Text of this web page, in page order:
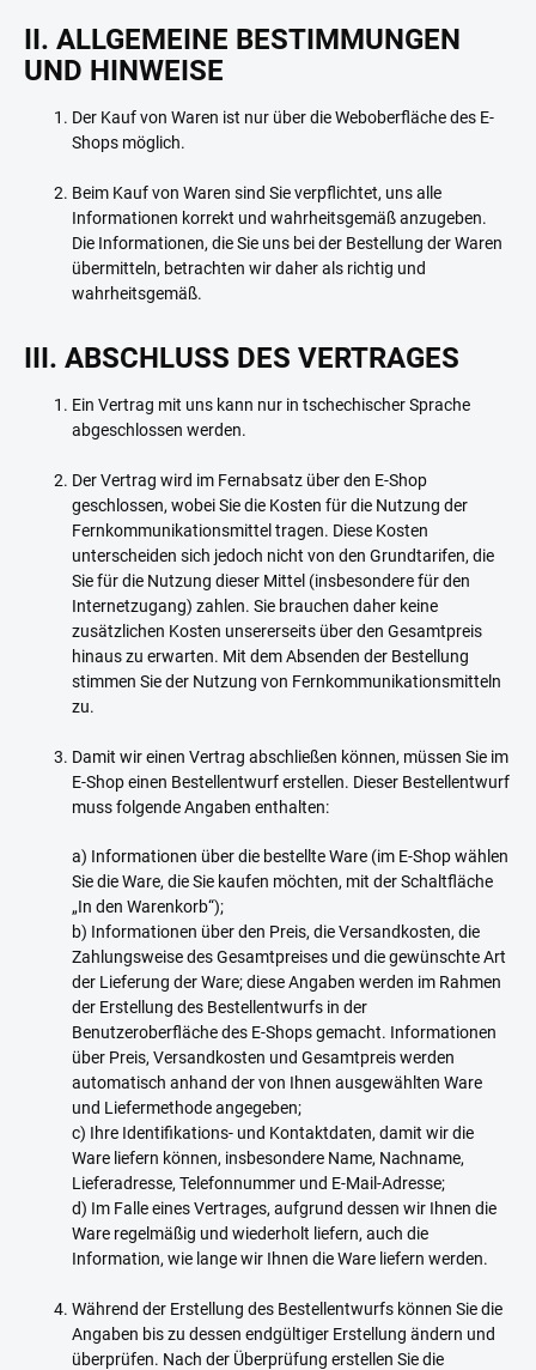
II. ALLGEMEINE BESTIMMUNGEN
UND HINWEISE
Der Kauf von Waren ist nur über die Weboberfläche des E-
Shops möglich.
Beim Kauf von Waren sind Sie verpflichtet, uns alle
Informationen korrekt und wahrheitsgemäß anzugeben.
Die Informationen, die Sie uns bei der Bestellung der Waren
übermitteln, betrachten wir daher als richtig und
wahrheitsgemäß.
III. ABSCHLUSS DES VERTRAGES
Ein Vertrag mit uns kann nur in tschechischer Sprache
abgeschlossen werden.
Der Vertrag wird im Fernabsatz über den E-Shop
geschlossen, wobei Sie die Kosten für die Nutzung der
Fernkommunikationsmittel tragen. Diese Kosten
unterscheiden sich jedoch nicht von den Grundtarifen, die
Sie für die Nutzung dieser Mittel (insbesondere für den
Internetzugang) zahlen. Sie brauchen daher keine
zusätzlichen Kosten unsererseits über den Gesamtpreis
hinaus zu erwarten. Mit dem Absenden der Bestellung
stimmen Sie der Nutzung von Fernkommunikationsmitteln
zu.
Damit wir einen Vertrag abschließen können, müssen Sie im
E-Shop einen Bestellentwurf erstellen. Dieser Bestellentwurf
muss folgende Angaben enthalten:
a) Informationen über die bestellte Ware (im E-Shop wählen
Sie die Ware, die Sie kaufen möchten, mit der Schaltfläche
„In den Warenkorb“);
b) Informationen über den Preis, die Versandkosten, die
Zahlungsweise des Gesamtpreises und die gewünschte Art
der Lieferung der Ware; diese Angaben werden im Rahmen
der Erstellung des Bestellentwurfs in der
Benutzeroberfläche des E-Shops gemacht. Informationen
über Preis, Versandkosten und Gesamtpreis werden
automatisch anhand der von Ihnen ausgewählten Ware
und Liefermethode angegeben;
c) Ihre Identifikations- und Kontaktdaten, damit wir die
Ware liefern können, insbesondere Name, Nachname,
Lieferadresse, Telefonnummer und E-Mail-Adresse;
d) Im Falle eines Vertrages, aufgrund dessen wir Ihnen die
Ware regelmäßig und wiederholt liefern, auch die
Information, wie lange wir Ihnen die Ware liefern werden.
Während der Erstellung des Bestellentwurfs können Sie die
Angaben bis zu dessen endgültiger Erstellung ändern und
überprüfen. Nach der Überprüfung erstellen Sie die